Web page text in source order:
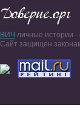
ВИЧ личные истории -
Сайт защищен